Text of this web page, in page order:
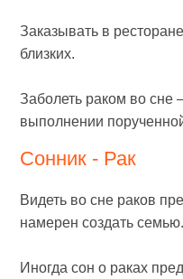
Заказывать в
близких.
Заболеть раком во сне
выполнении
Сонник - Рак
Видеть во сне раков
намерен создать семью.
Иногда сон о раках